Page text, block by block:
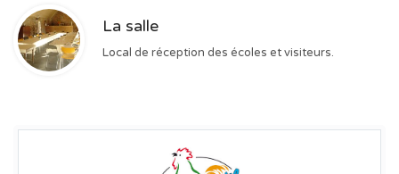
La salle
Local de réception des écoles et visiteurs.